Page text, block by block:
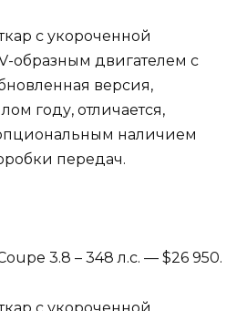
с укороченной
образным двигателем с
версия,
году, отличается,
наличием
передач.
3.8 – 348 л.с. — $26 950.
с укороченной